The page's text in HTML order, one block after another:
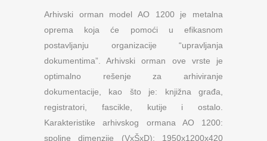
Arhivski orman model AO 1200 je metalna
oprema koja će pomoći u efikasnom
postavljanju organizacije “upravljanja
dokumentima”. Arhivski orman ove vrste je
optimalno rešenje za arhiviranje
dokumentacije, kao što je: knjižna građa,
registratori, fascikle, kutije i ostalo.
Karakteristike arhivskog ormana AO 1200:
spoljne dimenzije (VxŠxD): 1950x1200x420